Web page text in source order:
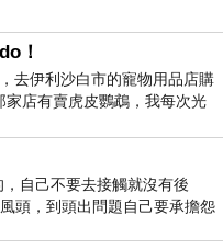
定義。關於資本主
具，其實頗不耐玩、
，特別是父母的衣
站立，再徐徐地拉開
！
去伊利沙白市的寵物用品店購
家店有賣虎皮鸚鵡，我每次光
們偶爾會引進 C
自己不要去接觸就沒有後
頭，到頭出問題自己要承擔怨